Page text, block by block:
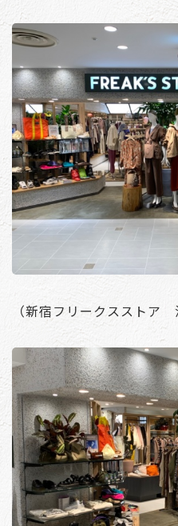
（新宿フリークスストア